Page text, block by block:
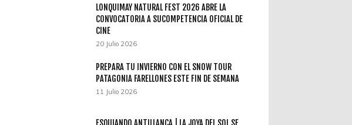
LONQUIMAY NATURAL FEST 2026 ABRE LA
CONVOCATORIA A SUCOMPETENCIA OFICIAL DE
CINE
20 Julio 2026
PREPARA TU INVIERNO CON EL SNOW TOUR
PATAGONIA FARELLONES ESTE FIN DE SEMANA
11 Julio 2026